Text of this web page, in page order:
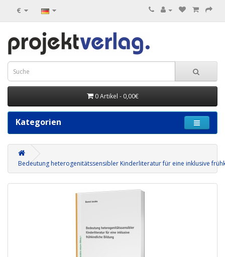
€
0 Artikel - 0,00€
Kategorien
Bedeutung heterogenitätssensibler Kinderliteratur für eine inklusive